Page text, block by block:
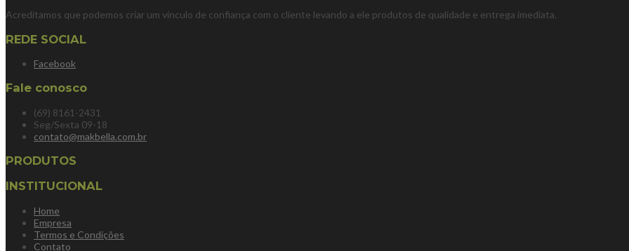
Acreditamos que podemos criar um vínculo de confiança com o cliente levando a ele produtos de qualidade e entrega imediata.
REDE SOCIAL
Facebook
Fale conosco
(69) 8161-2431
Seg/Sexta 09-18
contato@makbella.com.br
PRODUTOS
INSTITUCIONAL
Home
Empresa
Termos e Condições
Contato